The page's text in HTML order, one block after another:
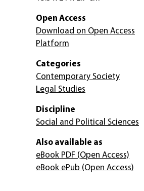
Open Access
Download on Open Access
Platform
Categories
Contemporary Society
Legal Studies
Discipline
Social and Political Sciences
Also available as
eBook PDF (Open Access)
eBook ePub (Open Access)